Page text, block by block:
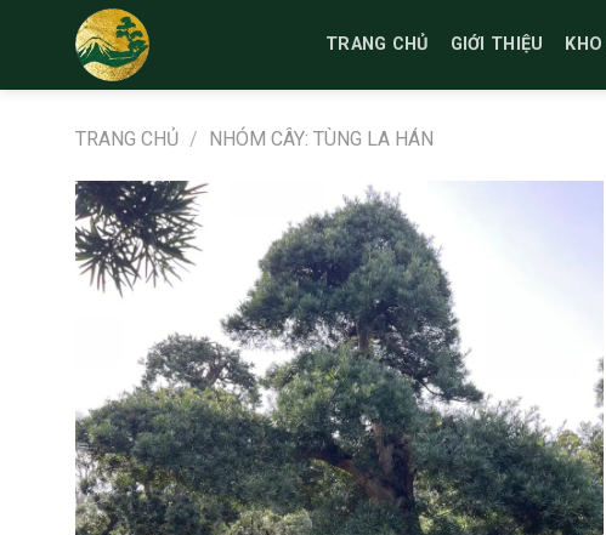
TRANG CHỦ GIỚI THIỆU
TRANG CHỦ / NHÓM CÂY: TÙNG LA HÁN